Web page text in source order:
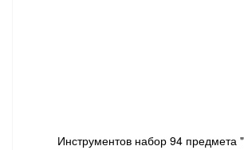
Инструментов набор 94 предмета